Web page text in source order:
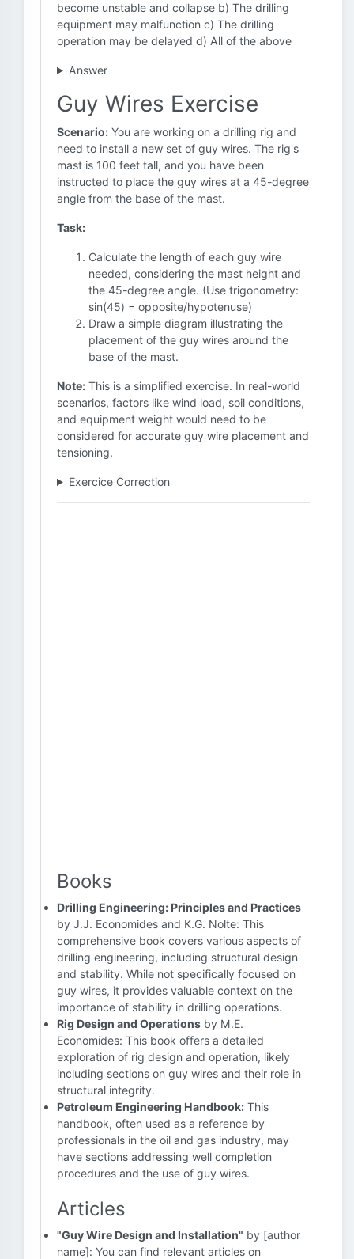
become unstable and collapse b) The drilling
equipment may malfunction c) The drilling
operation may be delayed d) All of the above
Answer
Guy Wires Exercise
Scenario: You are working on a drilling rig and
need to install a new set of guy wires. The rig's
mast is 100 feet tall, and you have been
instructed to place the guy wires at a 45-degree
angle from the base of the mast.
Task:
Calculate the length of each guy wire
needed, considering the mast height and
the 45-degree angle. (Use trigonometry:
sin(45) = opposite/hypotenuse)
Draw a simple diagram illustrating the
placement of the guy wires around the
base of the mast.
Note: This is a simplified exercise. In real-world
scenarios, factors like wind load, soil conditions,
and equipment weight would need to be
considered for accurate guy wire placement and
tensioning.
Exercice Correction
Books
Drilling Engineering: Principles and Practices
by J.J. Economides and K.G. Nolte: This
comprehensive book covers various aspects of
drilling engineering, including structural design
and stability. While not specifically focused on
guy wires, it provides valuable context on the
importance of stability in drilling operations.
Rig Design and Operations by M.E.
Economides: This book offers a detailed
exploration of rig design and operation, likely
including sections on guy wires and their role in
structural integrity.
Petroleum Engineering Handbook: This
handbook, often used as a reference by
professionals in the oil and gas industry, may
have sections addressing well completion
procedures and the use of guy wires.
Articles
"Guy Wire Design and Installation" by [author
name]: You can find relevant articles on